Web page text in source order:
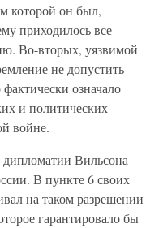
которой он был,
приходилось все
Во-вторых, уязвимой
не допустить
означало
и политических
войне.
Вильсона
В пункте 6 своих
на таком разрешении
гарантировало бы